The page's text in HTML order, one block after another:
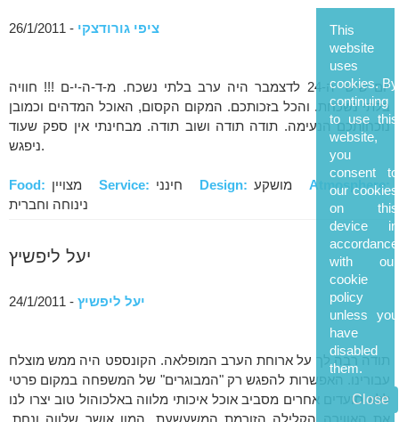
ציפי גורודצקי - 26/1/2011
יום שישי ה-24 לדצמבר היה ערב בלתי נשכח. מ-ד-ה-י-ם !!! חוויה
בלתי נשכחת. והכל בזכותכם. המקום הקסום, האוכל המדהים וכמובן
נוכחותכם הנעימה. תודה תודה ושוב תודה. מבחינתי אין ספק שעוד
ניפגש.
Food: Service: Design:
Atmosphere:
נינוחה וחברית
יעל ליפשיץ
יעל ליפשיץ - 24/1/2011
תודה רבה לך על ארוחת הערב המופלאה. הקונספט היה ממש מוצלח
עבורינו. האפשרות להפגש רק "המבוגרים" של המשפחה במקום פרטי
ללא סועדים אחרים מסביב אוכל איכותי מלווה באלכוהול טוב יצרו לנו
This
website
uses
cookies. By
continuing
to use this
website,
you
consent to
our cookies
on this
device in
accordance
with our
cookie
policy
unless you
have
disabled
them.
Close